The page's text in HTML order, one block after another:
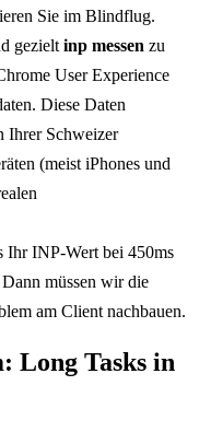
Sie im Blindflug.
gezielt inp messen zu
User Experience
Diese Daten
Ihrer Schweizer
(meist iPhones und
Ihr INP-Wert bei 450ms
müssen wir die
am Client nachbauen.
Long Tasks in